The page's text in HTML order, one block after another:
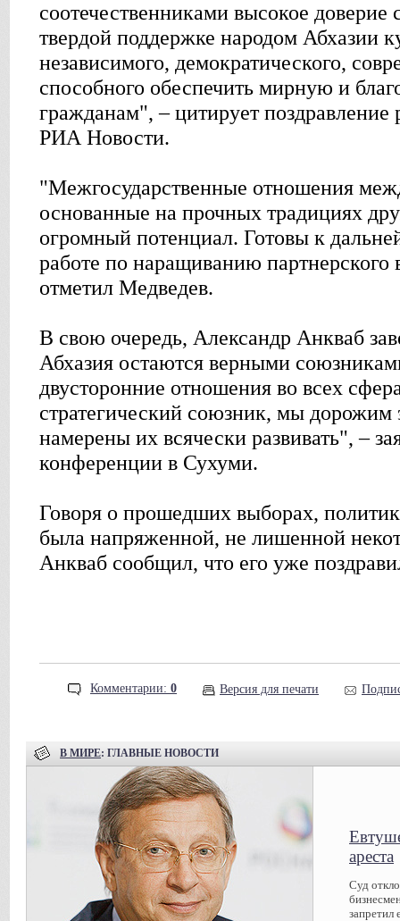
соотечественниками высокое доверие
твердой поддержке народом Абхазии
независимого, демократического,
способного обеспечить мирную и
гражданам", – цитирует поздравление
РИА Новости.
"Межгосударственные отношения
основанные на прочных традициях
огромный потенциал. Готовы к
работе по наращиванию партнерского
отметил Медведев.
В свою очередь, Александр Анкваб
Абхазия остаются верными
двусторонние отношения во всех
стратегический союзник, мы
намерены их всячески развивать", –
конференции в Сухуми.
Говоря о прошедших выборах,
была напряженной, не лишенной
Анкваб сообщил, что его уже
Комментарии: 0 Версия для печати
В МИРЕ: ГЛАВНЫЕ НОВОСТИ
ареста
Суд
запретил